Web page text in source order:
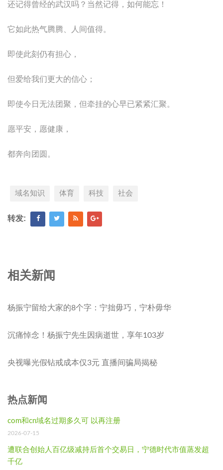
还记得曾经的武汉吗？当然记得，如何能忘！
它如此热气腾腾、人间值得。
即使此刻仍有担心，
但爱给我们更大的信心；
即使今日无法团聚，但牵挂的心早已紧紧汇聚。
愿平安，愿健康，
都奔向团圆。
域名知识 体育 科技 社会
转发:
相关新闻
杨振宁留给大家的8个字：宁拙毋巧，宁朴毋华
沉痛悼念！杨振宁先生因病逝世，享年103岁
央视曝光假钻戒成本仅3元 直播间骗局揭秘
热点新闻
com和cn域名过期多久可 以再注册
2026-07-15
遭联合创始人百亿级减持后首个交易日，宁德时代市值蒸发超
千亿